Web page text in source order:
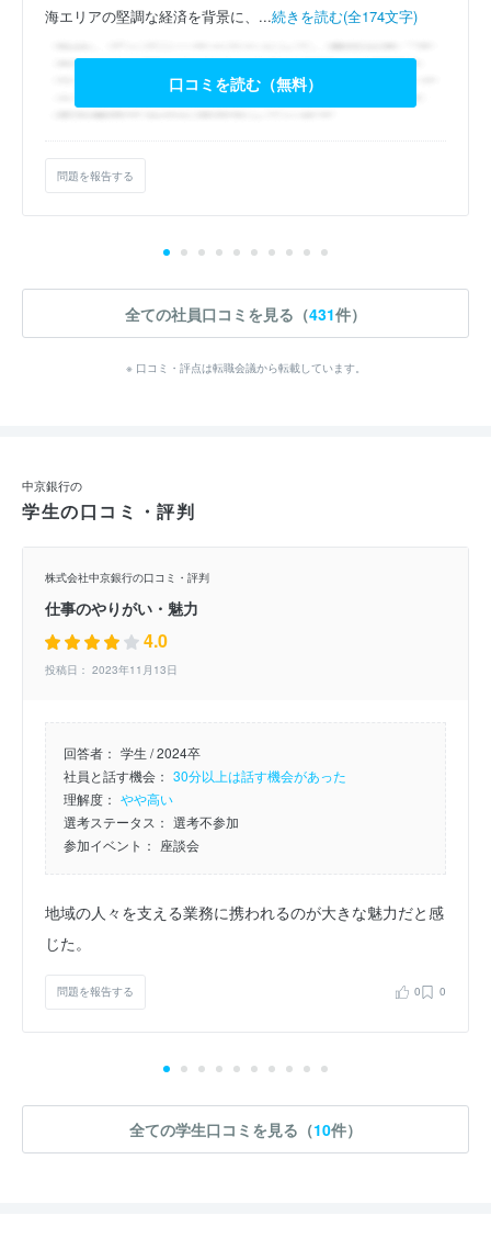
海エリアの堅調な経済を背景に、...続きを読む(全174文字)
口コミを読む（無料）
問題を報告する
全ての社員口コミを見る（431件）
※ 口コミ・評点は転職会議から転載しています。
中京銀行の
学生の口コミ・評判
株式会社中京銀行の口コミ・評判
仕事のやりがい・魅力
4.0
投稿日： 2023年11月13日
回答者： 学生 / 2024卒
社員と話す機会： 30分以上は話す機会があった
理解度： やや高い
選考ステータス： 選考不参加
参加イベント： 座談会
地域の人々を支える業務に携われるのが大きな魅力だと感
じた。
問題を報告する 0 0
全ての学生口コミを見る（10件）